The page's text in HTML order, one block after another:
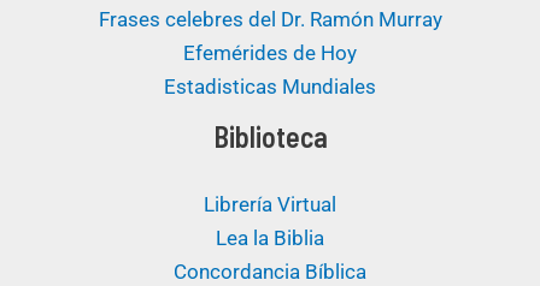
Frases celebres del Dr. Ramón Murray
Efemérides de Hoy
Estadisticas Mundiales
Biblioteca
Librería Virtual
Lea la Biblia
Concordancia Bíblica